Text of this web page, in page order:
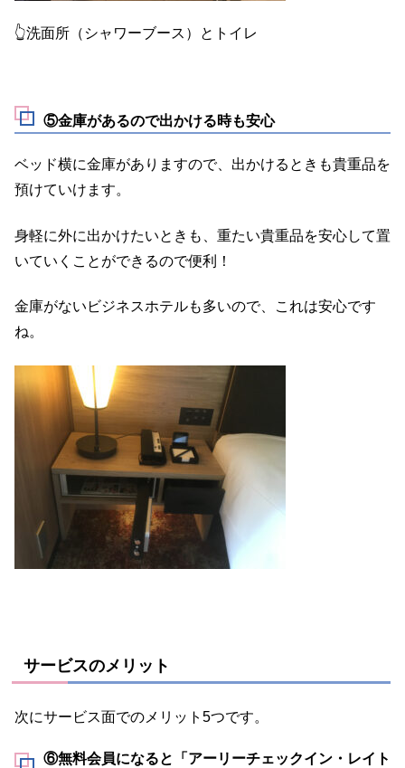
👆洗面所（シャワーブース）とトイレ
⑤金庫があるので出かける時も安心
ベッド横に金庫がありますので、出かけるときも貴重品を
預けていけます。
身軽に外に出かけたいときも、重たい貴重品を安心して置
いていくことができるので便利！
金庫がないビジネスホテルも多いので、これは安心です
ね。
サービスのメリット
次にサービス面でのメリット5つです。
⑥無料会員になると「アーリーチェックイン・レイト